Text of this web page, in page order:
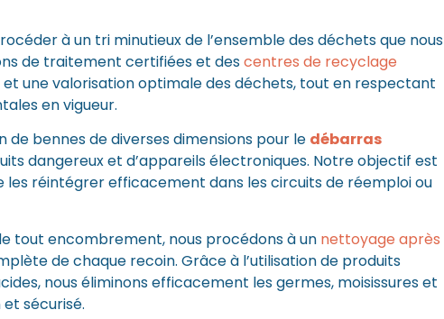
à un tri minutieux de l’ensemble des déchets que nous
de traitement certifiées et descentres de recyclage
une valorisation optimale des déchets, tout en respectant
en vigueur.
bennes de diverses dimensions pour le débarras
dangereux et d’appareils électroniques. Notre objectif est
réintégrer efficacement dans les circuits de réemploi ou
tout encombrement, nous procédons à un nettoyage après
de chaque recoin. Grâce à l’utilisation de produits
nous éliminons efficacement les germes, moisissures et
sécurisé.